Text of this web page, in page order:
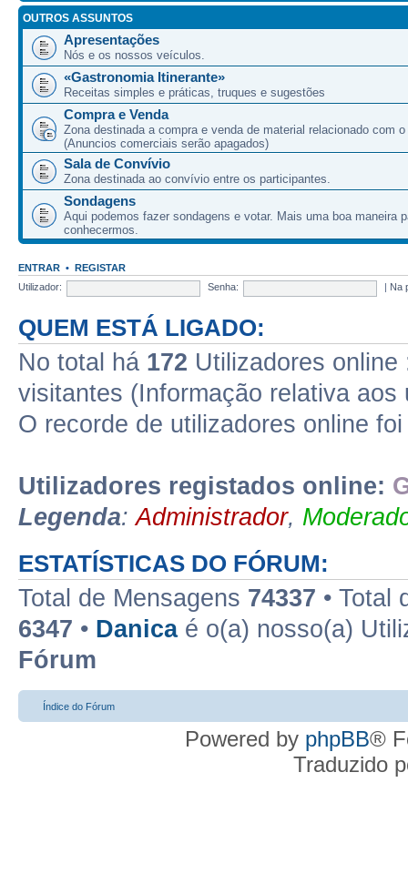
OUTROS ASSUNTOS
Apresentações
Nós e os nossos veículos.
«Gastronomia Itinerante»
Receitas simples e práticas, truques e sugestões
Compra e Venda
Zona destinada a compra e venda de material relacionado com
(Anuncios comerciais serão apagados)
Sala de Convívio
Zona destinada ao convívio entre os participantes.
Sondagens
Aqui podemos fazer sondagens e votar. Mais uma boa maneira
conhecermos.
ENTRAR • REGISTAR
Utilizador:
Senha: Na
QUEM ESTÁ LIGADO:
No total há 172 Utilizadores
visitantes (Informação relativa
O recorde de utilizadores online
Utilizadores registados online:
Legenda:Administrador,
ESTATÍSTICAS DO FÓRUM:
Total de Mensagens 74337 • Total
6347 • Danicaé o(a) nosso(a)
Fórum
Índice do Fórum
Powered by phpBB®
Traduzido